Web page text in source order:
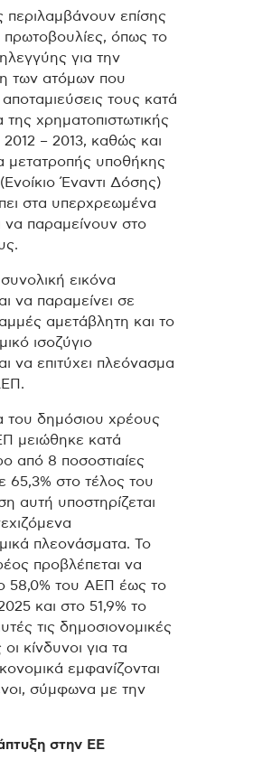
περιλαμβάνουν επίσης
πρωτοβουλίες, όπως το
για την
των ατόμων που
τους κατά
της χρηματοπιστωτικής
2012 – 2013, καθώς και
μετατροπής υποθήκης
Έναντι Δόσης)
στα υπερχρεωμένα
να παραμείνουν στο
εικόνα
να παραμείνει σε
αμετάβλητη και το
ισοζύγιο
να επιτύχει πλεόνασμα
του δημόσιου χρέους
μειώθηκε κατά
από 8 ποσοστιαίες
65,3% στο τέλος του
αυτή υποστηρίζεται
πλεονάσματα. Το
προβλέπεται να
58,0% του ΑΕΠ έως το
και στο 51,9% το
τις δημοσιονομικές
κίνδυνοι για τα
εμφανίζονται
σύμφωνα με την
στην ΕΕ